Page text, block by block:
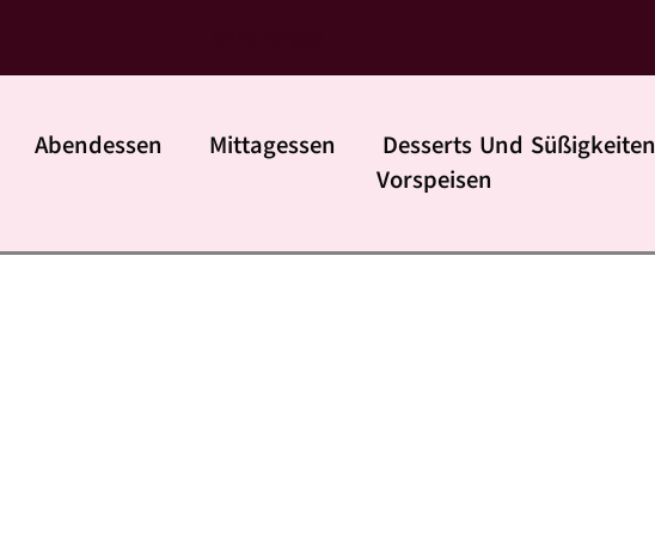
Abendessen Mittagessen Desserts Und Süßigkeiten
Vorspeisen